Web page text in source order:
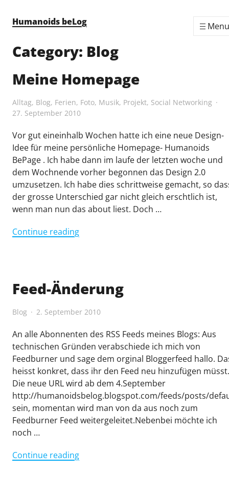
Humanoids beLog
Menu
Category: Blog
Meine Homepage
Alltag, Blog, Ferien, Foto, Musik, Projekt, Social Networking
27. September 2010
Vor gut eineinhalb Wochen hatte ich eine neue Design-
Idee für meine persönliche Homepage- Humanoids
BePage . Ich habe dann im laufe der letzten woche und
dem Wochnende vorher begonnen das Design 2.0
umzusetzen. Ich habe dies schrittweise gemacht, so
der grosse Unterschied gar nicht gleich erschtlich ist,
wenn man nun das about liest. Doch …
Continue reading"Meine
Feed-Änderung
Blog 2. September 2010
An alle Abonnenten des RSS Feeds meines Blogs: Aus
technischen Gründen verabschiede ich mich von
Feedburner und sage dem orginal Bloggerfeed hallo.
heisst konkret, dass ihr den Feed neu hinzufügen müsst.
Die neue URL wird ab dem 4.September
http://humanoidsbelog.blogspot.com/feeds/posts/
sein, momentan wird man von da aus noch zum
Feedburner Feed weitergeleitet.Nebenbei möchte ich
noch …
Continue reading"Feed-